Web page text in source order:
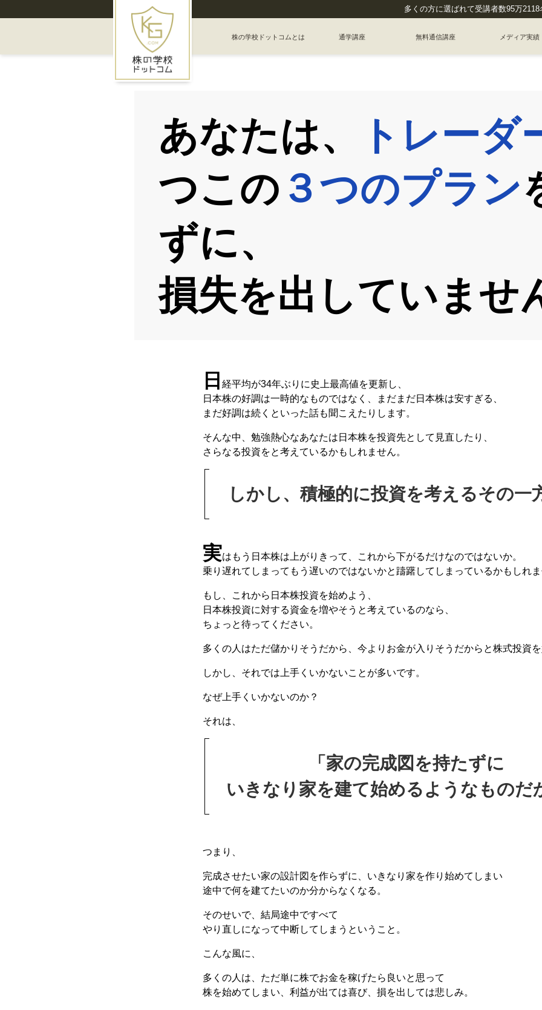
多くの方に選ばれて受講者数95万2118
株の学校ドットコムとは 通学講座 無料通信講座 メディア実績
あなたは、 トレーダ
つこの ３つのプラン
ずに、
損失を出していませ
日 経平均が34年ぶりに史上最高値を更新し、
日本株の好調は一時的なものではなく、まだまだ日本株は安すぎる、
まだ好調は続くといった話も聞こえたりします。
そんな中、勉強熱心なあなたは日本株を投資先として見直したり、
さらなる投資をと考えているかもしれません。
しかし、積極的に投資を考えるその一
実はもう日本株は上がりきって、これから下がるだけなのではないか。
乗り遅れてしまってもう遅いのではないかと躊躇してしまっているかもしれま
もし、これから日本株投資を始めよう、
日本株投資に対する資金を増やそうと考えているのなら、
ちょっと待ってください。
多くの人はただ儲かりそうだから、今よりお金が入りそうだからと株式投資を
しかし、それでは上手くいかないことが多いです。
なぜ上手くいかないのか？
それは、
「家の完成図を持たずに
いきなり家を建て始めるようなものだ
つまり、
完成させたい家の設計図を作らずに、いきなり家を作り始めてしまい
途中で何を建てたいのか分からなくなる。
そのせいで、結局途中ですべて
やり直しになって中断してしまうということ。
こんな風に、
多くの人は、ただ単に株でお金を稼げたら良いと思って
株を始めてしまい、利益が出ては喜び、損を出しては悲しみ。